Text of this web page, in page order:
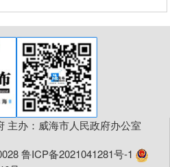
主办：威海市人民政府办公室
鲁ICP备2021041281号-1